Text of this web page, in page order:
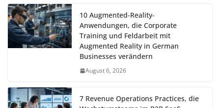
10 Augmented-Reality-
Anwendungen, die Corporate
Training und Feldarbeit mit
Augmented Reality in German
Businesses verändern
August 6, 2026
7 Revenue Operations Practices, die